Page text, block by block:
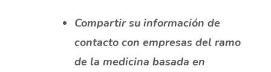
Compartir su información de
contacto con empresas del ramo
de la medicina basada en